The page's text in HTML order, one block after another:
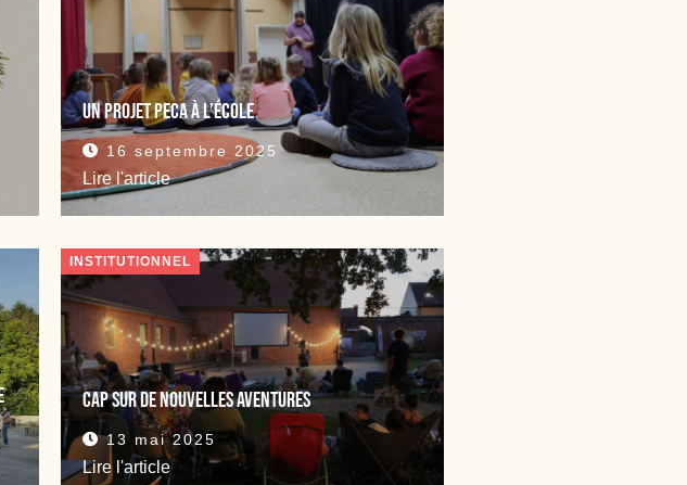
Un projet PECA à l’école
16 septembre 2025
Lire l'article
INSTITUTIONNEL
Cap sur de nouvelles aventures
13 mai 2025
Lire l'article